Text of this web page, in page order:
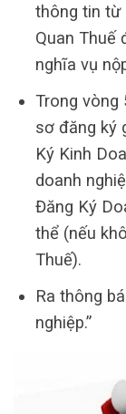
thông tin từ
Quan Thuế
nghĩa vụ
Trong vòng
sơ đăng ký
Ký Kinh
doanh
Đăng Ký
thể (nếu
Thuế).
Ra thông
nghiệp.”